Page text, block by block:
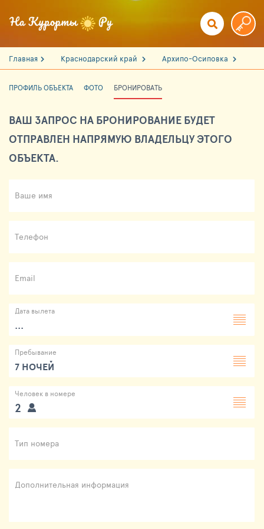
Главная Краснодарский край Архипо-Осиповка
ПРОФИЛЬ ОБЪЕКТА ФОТО БРОНИРОВАТЬ
ВАШ ЗАПРОС НА БРОНИРОВАНИЕ БУДЕТ
ОТПРАВЛЕН НАПРЯМУЮ ВЛАДЕЛЬЦУ ЭТОГО
ОБЪЕКТА.
Ваше имя
Телефон
Email
Дата вылета
...
Пребывание
7 НОЧЕЙ
Человек в номере
2
Тип номера
Дополнительная информация